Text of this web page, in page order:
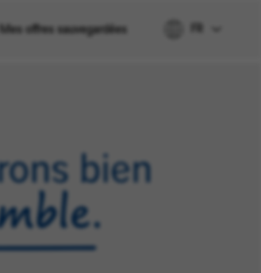
Mes offres sauvegardées FR